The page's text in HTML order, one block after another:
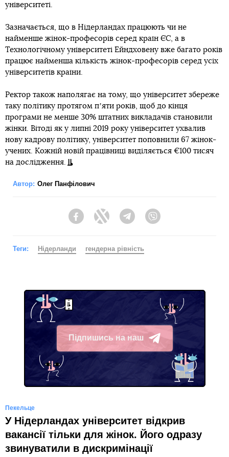
університеті.
Зазначається, що в Нідерландах працюють чи не
найменше жінок-професорів серед країн ЄС, а в
Технологічному університеті Ейндховену вже багато років
працює найменша кількість жінок-професорів серед усіх
університетів країни.
Ректор також наполягає на тому, що університет збереже
таку політику протягом пʼяти років, щоб до кінця
програми не менше 30% штатних викладачів становили
жінки. Вітоді як у липні 2019 року університет ухвалив
нову кадрову політику, університет поповнили 67 жінок-
учених. Кожній новій працівниці виділяється €100 тисяч
на дослідження.
Автор: Олег Панфілович
FacebookTwitter Telegram
Теги: Нідерланди гендерна рівність
Підпишись на наш
Telegram
Пекельце
У Нідерландах університет відкрив
вакансії тільки для жінок. Його одразу
звинуватили в дискримінації